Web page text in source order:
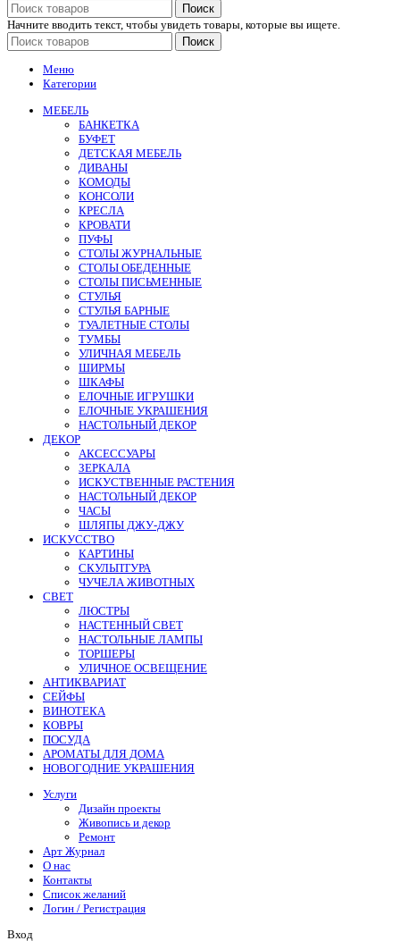
Поиск
Начните вводить текст, чтобы увидеть товары, которые вы ищете.
Поиск
Меню
Категории
МЕБЕЛЬ
БАНКЕТКА
БУФЕТ
ДЕТСКАЯ МЕБЕЛЬ
ДИВАНЫ
КОМОДЫ
КОНСОЛИ
КРЕСЛА
КРОВАТИ
ПУФЫ
СТОЛЫ ЖУРНАЛЬНЫЕ
СТОЛЫ ОБЕДЕННЫЕ
СТОЛЫ ПИСЬМЕННЫЕ
СТУЛЬЯ
СТУЛЬЯ БАРНЫЕ
ТУАЛЕТНЫЕ СТОЛЫ
ТУМБЫ
УЛИЧНАЯ МЕБЕЛЬ
ШИРМЫ
ШКАФЫ
ЕЛОЧНЫЕ ИГРУШКИ
ЕЛОЧНЫЕ УКРАШЕНИЯ
НАСТОЛЬНЫЙ ДЕКОР
ДЕКОР
АКСЕССУАРЫ
ЗЕРКАЛА
ИСКУСТВЕННЫЕ РАСТЕНИЯ
НАСТОЛЬНЫЙ ДЕКОР
ЧАСЫ
ШЛЯПЫ ДЖУ-ДЖУ
ИСКУССТВО
КАРТИНЫ
СКУЛЬПТУРА
ЧУЧЕЛА ЖИВОТНЫХ
СВЕТ
ЛЮСТРЫ
НАСТЕННЫЙ СВЕТ
НАСТОЛЬНЫЕ ЛАМПЫ
ТОРШЕРЫ
УЛИЧНОЕ ОСВЕЩЕНИЕ
АНТИКВАРИАТ
СЕЙФЫ
ВИНОТЕКА
КОВРЫ
ПОСУДА
АРОМАТЫ ДЛЯ ДОМА
НОВОГОДНИЕ УКРАШЕНИЯ
Услуги
Дизайн проекты
Живопись и декор
Ремонт
Арт Журнал
О нас
Контакты
Список желаний
Логин / Регистрация
Вход